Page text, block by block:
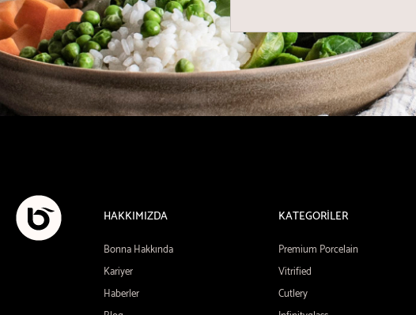
HAKKIMIZDA
Bonna Hakkında
Kariyer
Haberler
KATEGORİLER
Premium Porcelain
Vitrified
Cutlery